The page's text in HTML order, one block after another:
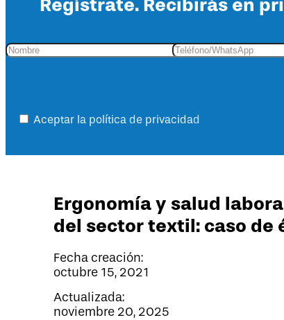
Regístrate. Recibirás en
Aceptar la política de privacidad
Ergonomía y salud
del sector textil: caso de
Fecha creación:
octubre 15, 2021
Actualizada:
noviembre 20, 2025